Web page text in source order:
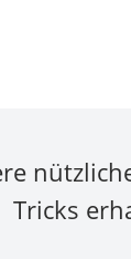
Tricks